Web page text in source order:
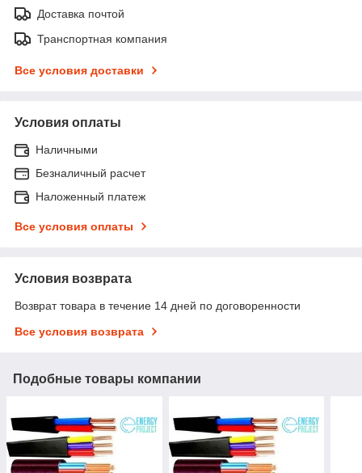
Доставка почтой
Транспортная компания
Все условия доставки
Условия оплаты
Наличными
Безналичный расчет
Наложенный платеж
Все условия оплаты
Условия возврата
Возврат товара в течение 14 дней по договоренности
Все условия возврата
Подобные товары компании